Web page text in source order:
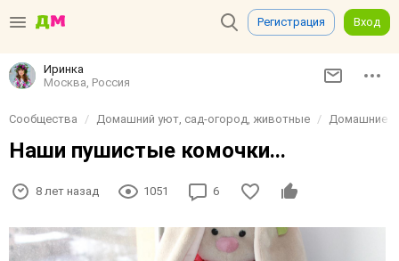
Регистрация Вход
Иринка
Москва, Россия
Сообщества Домашний уют, сад-огород, животные Домашние и
Наши пушистые комочки...
8 лет назад 1051 6